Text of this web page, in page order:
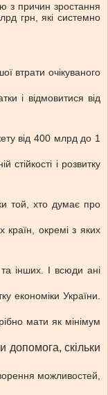
з причин зростання
грн, які системно
втрати очікуваного
і відмовитися від
від 400 млрд до 1
і розвитку
той, хто думає про
країн, окремі з яких
інших. І всюди ані
економіки України.
мати як мінімум
допомога, скільки
можливостей,